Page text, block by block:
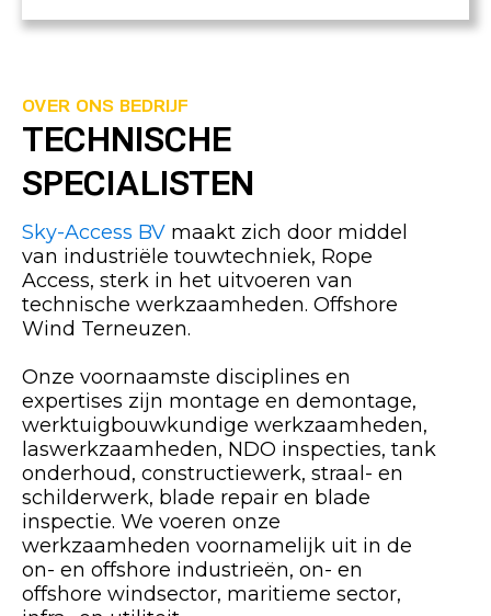
OVER ONS BEDRIJF
TECHNISCHE
SPECIALISTEN
Sky-Access BV maakt zich door middel
van industriële touwtechniek, Rope
Access, sterk in het uitvoeren van
technische werkzaamheden. Offshore
Wind Terneuzen.
Onze voornaamste disciplines en
expertises zijn montage en demontage,
werktuigbouwkundige werkzaamheden,
laswerkzaamheden, NDO inspecties, tank
onderhoud, constructiewerk, straal- en
schilderwerk, blade repair en blade
inspectie. We voeren onze
werkzaamheden voornamelijk uit in de
on- en offshore industrieën, on- en
offshore windsector, maritieme sector,